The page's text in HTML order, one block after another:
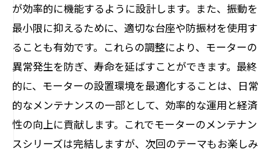
が効率的に機能するように設計します。また、振動を
最小限に抑えるために、適切な台座や防振材を使用す
ることも有効です。これらの調整により、モーターの
異常発生を防ぎ、寿命を延ばすことができます。最終
的に、モーターの設置環境を最適化することは、日常
的なメンテナンスの一部として、効率的な運用と経済
性の向上に貢献します。これでモーターのメンテナン
スシリーズは完結しますが、次回のテーマもお楽しみ